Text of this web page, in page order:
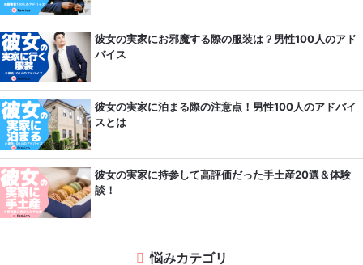
彼女の実家にお邪魔する際の服装は？男性100人のアド
バイス
彼女の実家に泊まる際の注意点！男性100人のアドバイ
スとは
彼女の実家に持参して高評価だった手土産20選＆体験
談！
悩みカテゴリ